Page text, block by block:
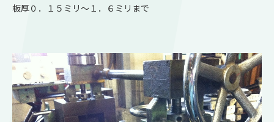
板厚０．１５ミリ～１．６ミリまで